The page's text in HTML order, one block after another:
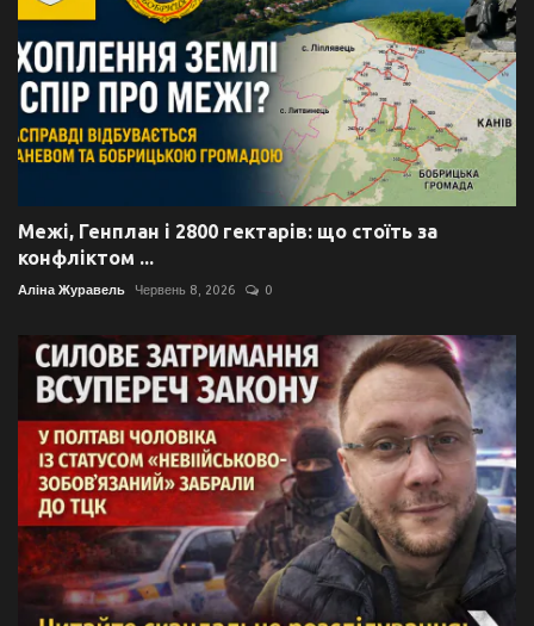
Межі, Генплан і 2800 гектарів: що стоїть за
конфліктом ...
Аліна Журавель Червень 8, 2026 0